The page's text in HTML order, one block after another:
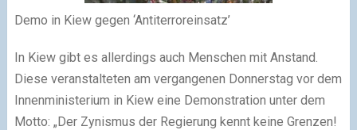
Demo in Kiew gegen ‘Antiterroreinsatz’
In Kiew gibt es allerdings auch Menschen mit Anstand.
Diese veranstalteten am vergangenen Donnerstag vor dem
Innenministerium in Kiew eine Demonstration unter dem
Motto: „Der Zynismus der Regierung kennt keine Grenzen!